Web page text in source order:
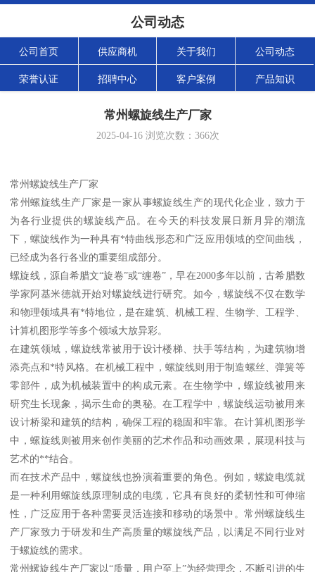
公司动态
公司首页 供应商机 关于我们 公司动态
荣誉认证 招聘中心 客户案例 产品知识
常州螺旋线生产厂家
2025-04-16浏览次数： 366次
常州螺旋线生产厂家
常州螺旋线生产厂家是一家从事螺旋线生产的现代化企业，致力于
为各行业提供的螺旋线产品。在今天的科技发展日新月异的潮流
下，螺旋线作为一种具有*特曲线形态和广泛应用领域的空间曲线，
已经成为各行各业的重要组成部分。
螺旋线，源自希腊文“旋卷”或“缠卷”，早在2000多年以前，古希腊数
学家阿基米德就开始对螺旋线进行研究。如今，螺旋线不仅在数学
和物理领域具有*特地位，是在建筑、机械工程、生物学、工程学、
计算机图形学等多个领域大放异彩。
在建筑领域，螺旋线常被用于设计楼梯、扶手等结构，为建筑物增
添亮点和*特风格。在机械工程中，螺旋线则用于制造螺丝、弹簧等
零部件，成为机械装置中的构成元素。在生物学中，螺旋线被用来
研究生长现象，揭示生命的奥秘。在工程学中，螺旋线运动被用来
设计桥梁和建筑的结构，确保工程的稳固和牢靠。在计算机图形学
中，螺旋线则被用来创作美丽的艺术作品和动画效果，展现科技与
艺术的**结合。
而在技术产品中，螺旋线也扮演着重要的角色。例如，螺旋电缆就
是一种利用螺旋线原理制成的电缆，它具有良好的柔韧性和可伸缩
性，广泛应用于各种需要灵活连接和移动的场景中。常州螺旋线生
产厂家致力于研发和生产高质量的螺旋线产品，以满足不同行业对
于螺旋线的需求。
常州螺旋线生产厂家以“质量，用户至上”为经营理念，不断引进的生